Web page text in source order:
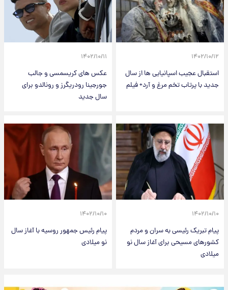
۱۴۰۲/۱۰/۱۲
استقبال عجیب اسپانیایی ها از سال
جدید با پرتاب تخم مرغ و آرد+ فیلم
۱۴۰۲/۱۰/۱۱
عکس های کریسمسی و جالب
جورجینا رودریگرز و رونالدو برای
سال جدید
۱۴۰۲/۱۰/۱۰
پیام تبریک رئیسی به سران و مردم
کشورهای مسیحی برای آغاز سال نو
میلادی
۱۴۰۲/۱۰/۱۰
پیام رئیس جمهور روسیه با آغاز سال
نو میلادی